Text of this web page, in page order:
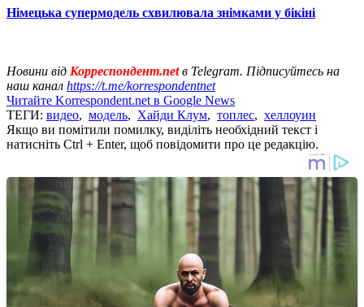
Німецька супермодель схвилювала знімками у бікіні
Новини від Корреспондент.netв Telegram. Підписуйтесь на
наш канал https://t.me/korrespondentnet
Читайте Korrespondent.net в Google News
ТЕГИ: видео, модель, Хайди Клум, топлес, хеллоуин
Якщо ви помітили помилку, виділіть необхідний текст і
натисніть Ctrl + Enter, щоб повідомити про це редакцію.